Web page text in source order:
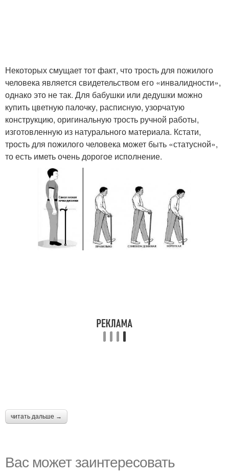
Некоторых смущает тот факт, что трость для пожилого
человека является свидетельством его «инвалидности»,
однако это не так. Для бабушки или дедушки можно
купить цветную палочку, расписную, узорчатую
конструкцию, оригинальную трость ручной работы,
изготовленную из натурального материала. Кстати,
трость для пожилого человека может быть «статусной»,
то есть иметь очень дорогое исполнение.
читать дальше →
Вас может заинтересовать